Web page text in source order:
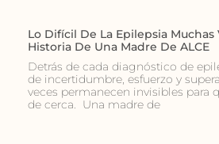
Lo Difícil De La Epilepsia Muchas
Historia De Una Madre De ALCE
Detrás de cada diagnóstico de
de incertidumbre, esfuerzo y
veces permanecen invisibles para
de cerca. Una madre de